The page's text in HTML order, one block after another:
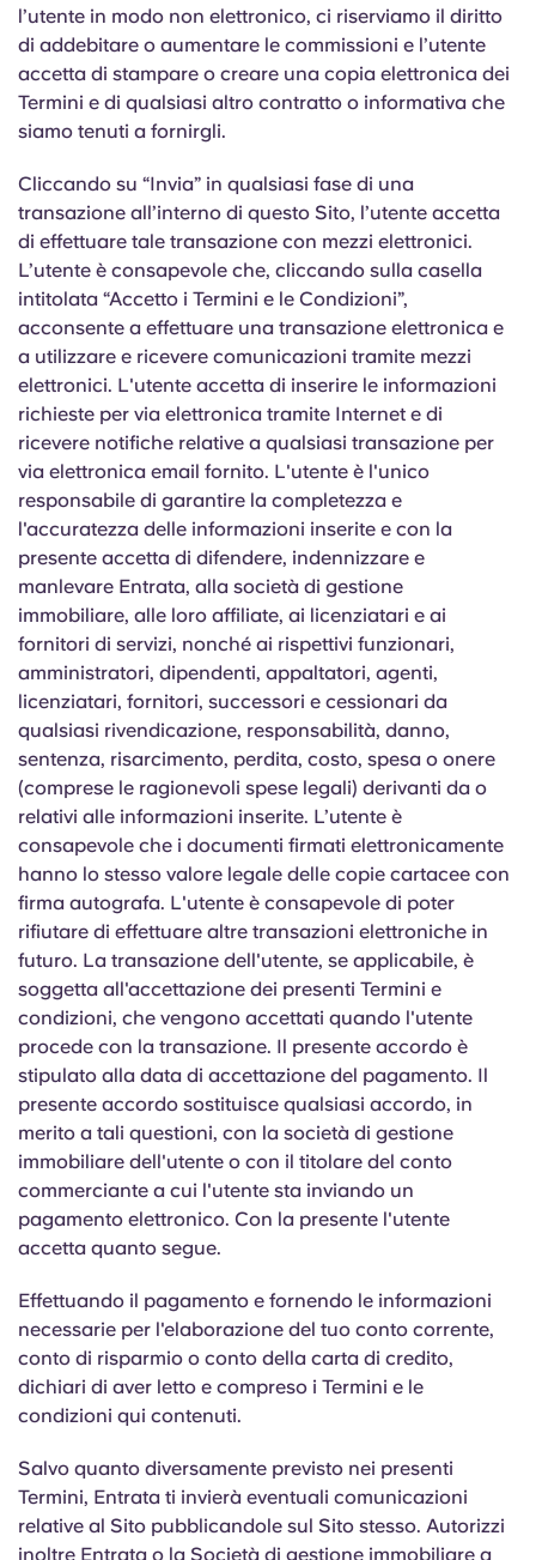
l’utente in modo non elettronico, ci riserviamo il diritto
di addebitare o aumentare le commissioni e l’utente
accetta di stampare o creare una copia elettronica dei
Termini e di qualsiasi altro contratto o informativa che
siamo tenuti a fornirgli.
Cliccando su “Invia” in qualsiasi fase di una
transazione all’interno di questo Sito, l’utente accetta
di effettuare tale transazione con mezzi elettronici.
L’utente è consapevole che, cliccando sulla casella
intitolata “Accetto i Termini e le Condizioni”,
acconsente a effettuare una transazione elettronica e
a utilizzare e ricevere comunicazioni tramite mezzi
elettronici. L'utente accetta di inserire le informazioni
richieste per via elettronica tramite Internet e di
ricevere notifiche relative a qualsiasi transazione per
via elettronica email fornito. L'utente è l'unico
responsabile di garantire la completezza e
l'accuratezza delle informazioni inserite e con la
presente accetta di difendere, indennizzare e
manlevare Entrata, alla società di gestione
immobiliare, alle loro affiliate, ai licenziatari e ai
fornitori di servizi, nonché ai rispettivi funzionari,
amministratori, dipendenti, appaltatori, agenti,
licenziatari, fornitori, successori e cessionari da
qualsiasi rivendicazione, responsabilità, danno,
sentenza, risarcimento, perdita, costo, spesa o onere
(comprese le ragionevoli spese legali) derivanti da o
relativi alle informazioni inserite. L’utente è
consapevole che i documenti firmati elettronicamente
hanno lo stesso valore legale delle copie cartacee con
firma autografa. L'utente è consapevole di poter
rifiutare di effettuare altre transazioni elettroniche in
futuro. La transazione dell'utente, se applicabile, è
soggetta all'accettazione dei presenti Termini e
condizioni, che vengono accettati quando l'utente
procede con la transazione. Il presente accordo è
stipulato alla data di accettazione del pagamento. Il
presente accordo sostituisce qualsiasi accordo, in
merito a tali questioni, con la società di gestione
immobiliare dell'utente o con il titolare del conto
commerciante a cui l'utente sta inviando un
pagamento elettronico. Con la presente l'utente
accetta quanto segue.
Effettuando il pagamento e fornendo le informazioni
necessarie per l'elaborazione del tuo conto corrente,
conto di risparmio o conto della carta di credito,
dichiari di aver letto e compreso i Termini e le
condizioni qui contenuti.
Salvo quanto diversamente previsto nei presenti
Termini, Entrata ti invierà eventuali comunicazioni
relative al Sito pubblicandole sul Sito stesso. Autorizzi
inoltre Entrata o la Società di gestione immobiliare a